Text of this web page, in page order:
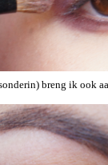
breng ik ook